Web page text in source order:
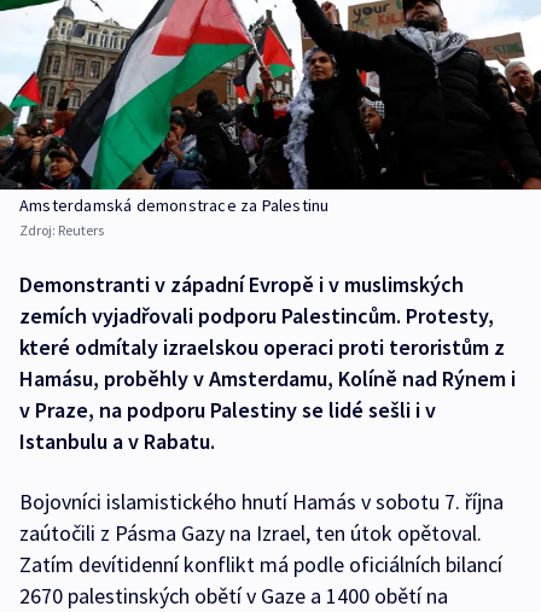
Amsterdamská demonstrace za Palestinu
Zdroj: Reuters
Demonstranti v západní Evropě i v muslimských
zemích vyjadřovali podporu Palestincům. Protesty,
které odmítaly izraelskou operaci proti teroristům z
Hamásu, proběhly v Amsterdamu, Kolíně nad Rýnem i
v Praze, na podporu Palestiny se lidé sešli i v
Istanbulu a v Rabatu.
Bojovníci islamistického hnutí Hamás v sobotu 7. října
zaútočili z Pásma Gazy na Izrael, ten útok opětoval.
Zatím devítidenní konflikt má podle oficiálních bilancí
2670 palestinských obětí v Gaze a 1400 obětí na